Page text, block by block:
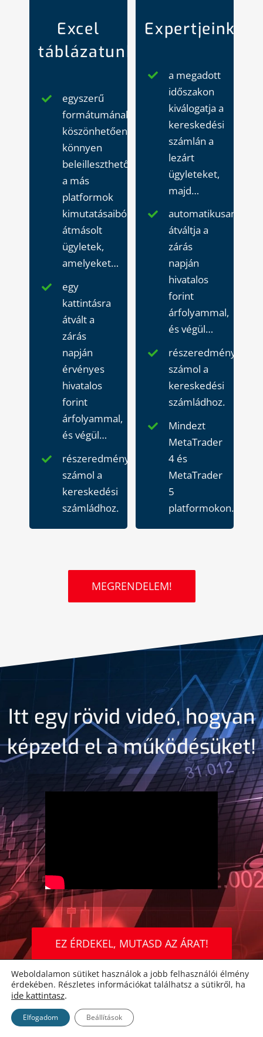
Excel
táblázatunk:
egyszerű
formátumának
köszönhetően
könnyen
beleilleszthetők
a más
platformok
kimutatásaiból
átmásolt
ügyletek,
amelyeket…
egy
kattintásra
átvált a
zárás
napján
érvényes
hivatalos
forint
árfolyammal,
és végül…
részeredményt
számol a
kereskedési
számládhoz.
Expertjeink:
a megadott
időszakon
kiválogatja a
kereskedési
számlán a
lezárt
ügyleteket,
majd…
automatikusan
átváltja a
zárás
napján
hivatalos
forint
árfolyammal,
és végül…
részeredményt
számol a
kereskedési
számládhoz.
Mindezt
MetaTrader
4 és
MetaTrader
5
platformokon.
MEGRENDELEM!
Itt egy rövid videó, hogyan
képzeld el a működésüket!
EZ ÉRDEKEL, MUTASD AZ ÁRAT!
Weboldalamon sütiket használok a jobb felhasználói élmény
érdekében. Részletes információkat találhatsz a sütikről, ha
ide kattintasz.
Elfogadom Beállítások